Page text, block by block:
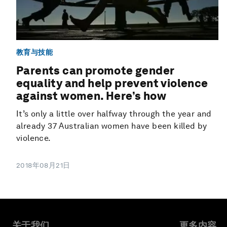
教育与技能
Parents can promote gender
equality and help prevent violence
against women. Here’s how
It’s only a little over halfway through the year and
already 37 Australian women have been killed by
violence.
2018年08月21日